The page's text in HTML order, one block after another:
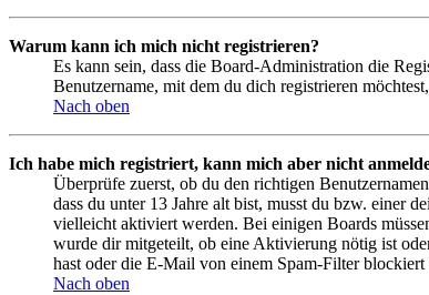
Warum kann ich mich nicht registrieren?
Es kann sein, dass die Board-Administration die
Benutzername, mit dem du dich registrieren
Nach oben
Ich habe mich registriert, kann mich aber nicht
Überprüfe zuerst, ob du den richtigen
dass du unter 13 Jahre alt bist, musst du bzw. einer
vielleicht aktiviert werden. Bei einigen Boards
wurde dir mitgeteilt, ob eine Aktivierung nötig ist
hast oder die E-Mail von einem Spam-Filter
Nach oben